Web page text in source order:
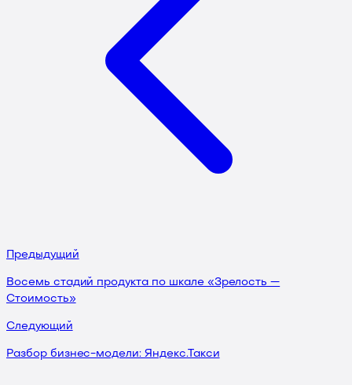
Предыдущий
Восемь стадий продукта по шкале «Зрелость —
Стоимость»
Следующий
Разбор бизнес-модели: Яндекс.Такси